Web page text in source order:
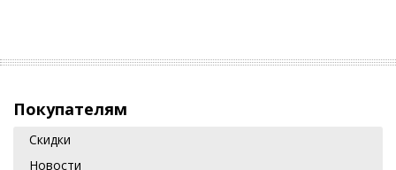
Покупателям
Скидки
Новости